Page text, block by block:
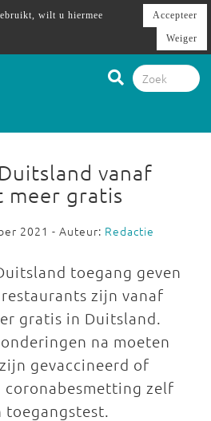
vanaf
meer gratis
2021 - Auteur: Redactie
toegang geven
zijn vanaf
gratis in Duitsland.
na moeten
gevaccineerd of
coronabesmetting zelf
toegangstest.
wilt u hiermee
Accepteer
Weiger